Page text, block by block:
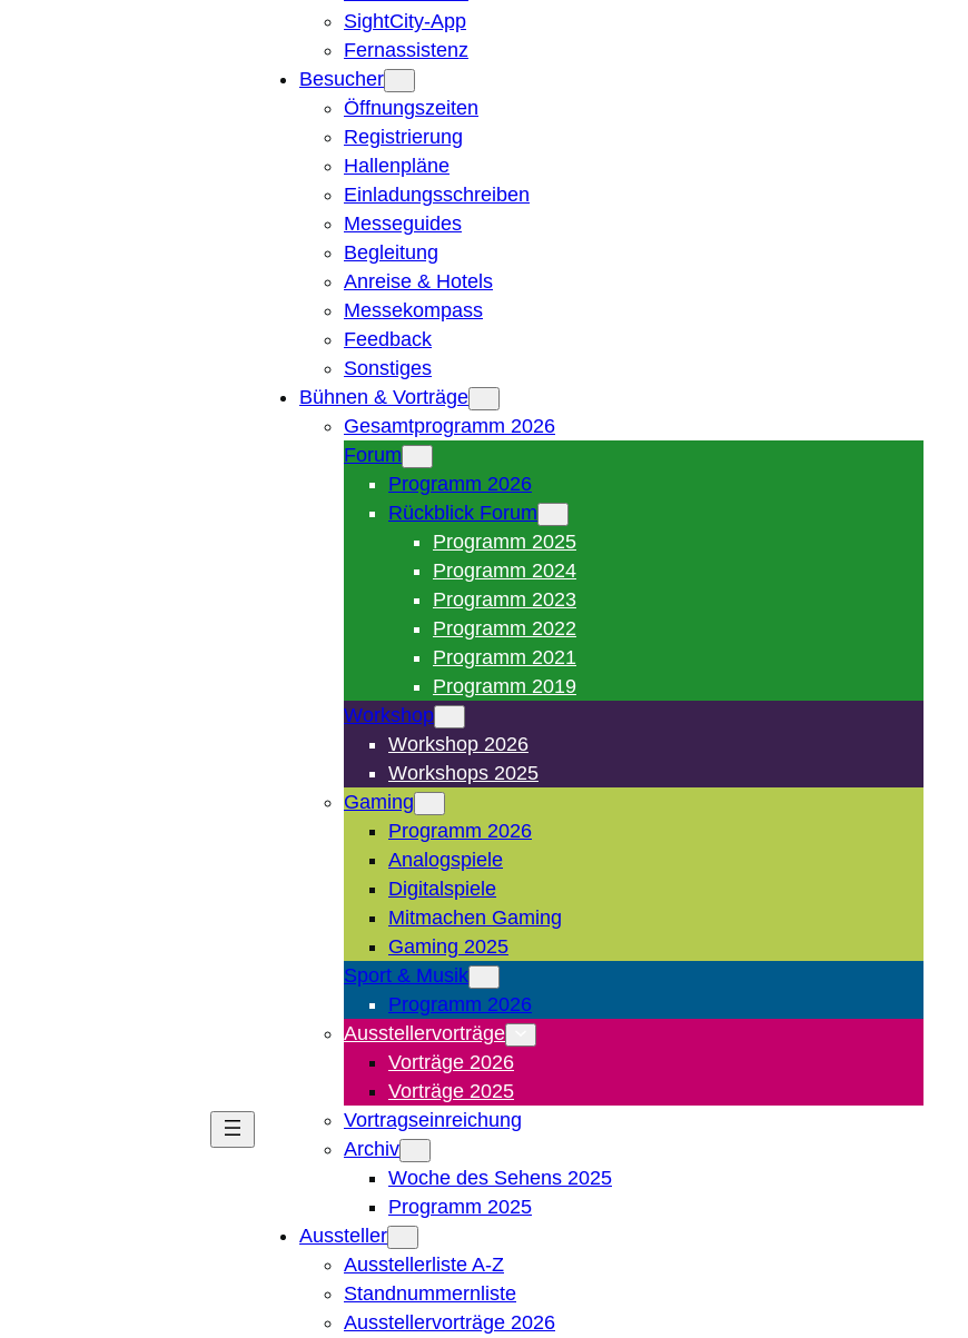
SightCity-App
Fernassistenz
Besucher
Öffnungszeiten
Registrierung
Hallenpläne
Einladungsschreiben
Messeguides
Begleitung
Anreise & Hotels
Messekompass
Feedback
Sonstiges
Bühnen & Vorträge
Gesamtprogramm 2026
Forum
Programm 2026
Rückblick Forum
Programm 2025
Programm 2024
Programm 2023
Programm 2022
Programm 2021
Programm 2019
Workshop
Workshop 2026
Workshops 2025
Gaming
Programm 2026
Analogspiele
Digitalspiele
Mitmachen Gaming
Gaming 2025
Sport & Musik
Programm 2026
Ausstellervorträge
Vorträge 2026
Vorträge 2025
Vortragseinreichung
Archiv
Woche des Sehens 2025
Programm 2025
Aussteller
Ausstellerliste A-Z
Standnummernliste
Ausstellervorträge 2026